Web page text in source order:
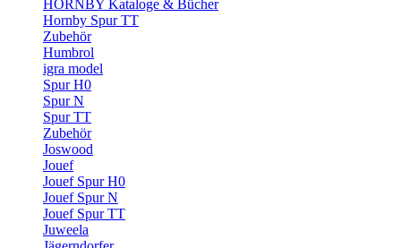
HORNBY Kataloge & Bücher
Hornby Spur TT
Zubehör
Humbrol
igra model
Spur H0
Spur N
Spur TT
Zubehör
Joswood
Jouef
Jouef Spur H0
Jouef Spur N
Jouef Spur TT
Juweela